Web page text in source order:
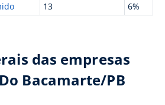
13 6%
das empresas
Bacamarte/PB